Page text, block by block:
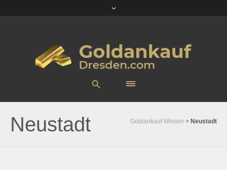
Neustadt Goldankauf Wissen > Neustadt